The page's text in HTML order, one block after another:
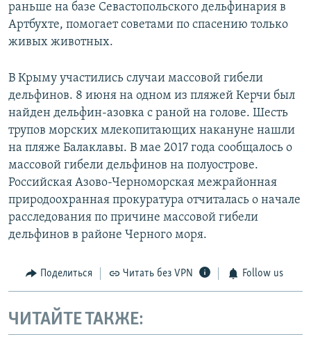
раньше на базе Севастопольского дельфинария в
Артбухте, помогает советами по спасению только
живых животных.
В Крыму участились случаи массовой гибели
дельфинов. 8 июня на одном из пляжей Керчи был
найден дельфин-азовка с раной на голове. Шесть
трупов морских млекопитающих накануне нашли
на пляже Балаклавы. В мае 2017 года сообщалось о
массовой гибели дельфинов на полуострове.
Российская Азово-Черноморская межрайонная
природоохранная прокуратура отчиталась о начале
расследования по причине массовой гибели
дельфинов в районе Черного моря.
Поделиться Читать без VPN Follow us
ЧИТАЙТЕ ТАКЖЕ: